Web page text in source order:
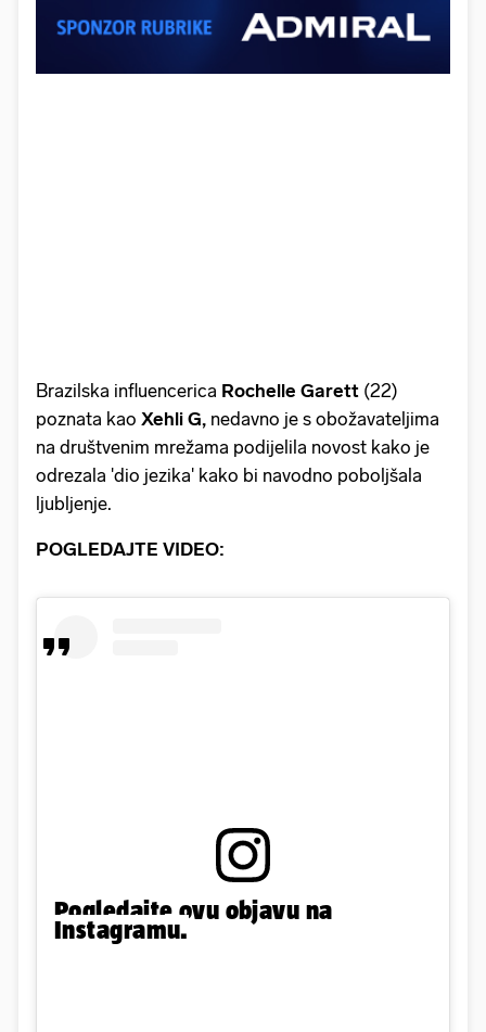
Brazilska influencerica Rochelle Garett (22)
poznata kao Xehli G, nedavno je s obožavateljima
na društvenim mrežama podijelila novost kako je
odrezala 'dio jezika' kako bi navodno poboljšala
ljubljenje.
POGLEDAJTE VIDEO:
Pogledajte ovu objavu na
Instagramu.